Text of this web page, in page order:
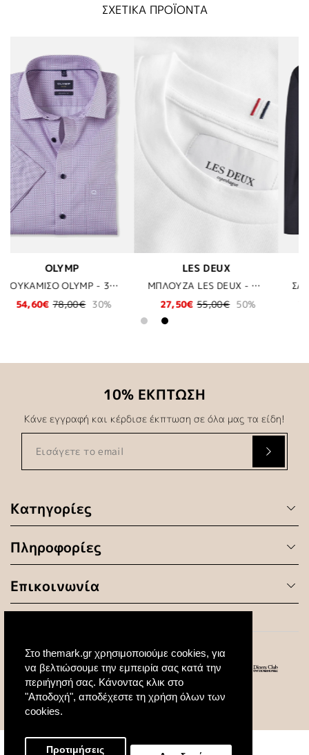
Στο themark.gr χρησιμοποιούμε cookies, για
να βελτιώσουμε την εμπειρία σας κατά την
περιήγησή σας. Κάνοντας κλικ στο
"Αποδοχή", αποδέχεστε τη χρήση όλων των
cookies.
Προτιμήσεις
ΣΧΕΤΙΚΑ ΠΡΟΪΟΝΤΑ
ΜΠΛΟΥΖΑ LES DEUX - 201810 WHITE/DARK SAND
50%
ΣΑΚΑΚΙ DANIEL HECHTER - 690 MIDNIGHT BLUE
216,30€
309,00€ 30% 61,20€
Κατηγορίες
Πληροφορίες
Επικοινωνία
10% ΕΚΠΤΩΣΗ
Κάνε εγγραφή και κέρδισε έκπτωση σε όλα μας τα είδη!
© 2020 All Rights Reserved. Created by